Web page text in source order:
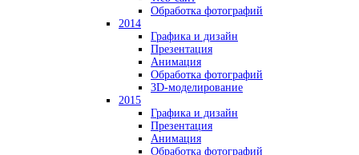
Обработка фотографий
2014
Графика и дизайн
Презентация
Анимация
Обработка фотографий
3D-моделирование
2015
Графика и дизайн
Презентация
Анимация
Обработка фотографий